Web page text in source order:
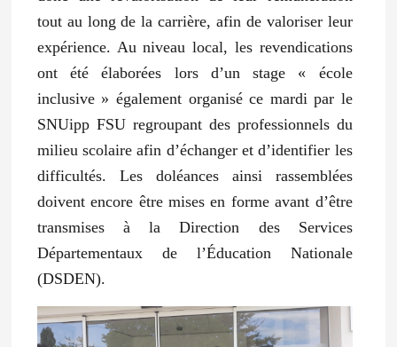
tout au long de la carrière, afin de valoriser leur
expérience. Au niveau local, les revendications
ont été élaborées lors d’un stage « école
inclusive » également organisé ce mardi par le
SNUipp FSU regroupant des professionnels du
milieu scolaire afin d’échanger et d’identifier les
difficultés. Les doléances ainsi rassemblées
doivent encore être mises en forme avant d’être
transmises à la Direction des Services
Départementaux de l’Éducation Nationale
(DSDEN).